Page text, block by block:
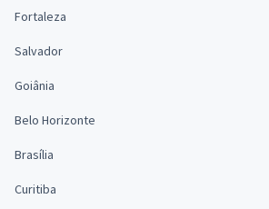
Fortaleza
Salvador
Goiânia
Belo Horizonte
Brasília
Curitiba